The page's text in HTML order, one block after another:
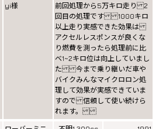
yi様
前回処理から5万キロ走り 2
回目の処理です 1000キロ
以上走り実感できた効果は
アクセルレスポンスが良くな
り燃費を測ったら処理前に比
べ1~2キロ位は向上していまし
た 今まで乗り継いだ車や
バイクみんなマイクロロン処
理して効果が実感できていま
すので 信頼して使い続けら
れます。